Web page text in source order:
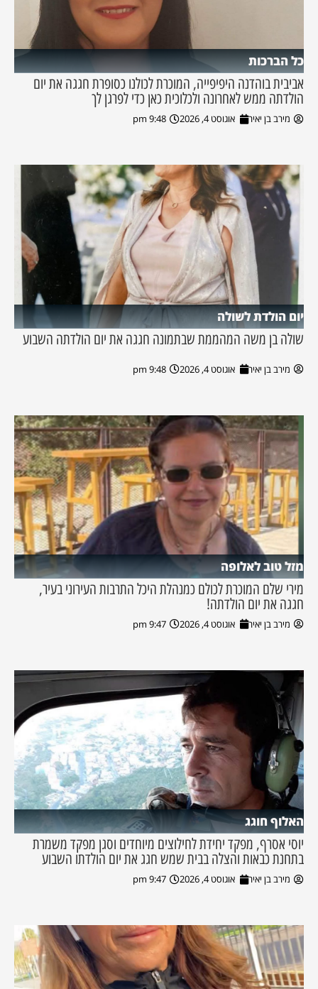
כל הברכות
אביבית בוהדנה היפיפייה, המוכרת לכולנו כסופרת חגגה את יום
הולדתה ממש לאחרונה ולכלוכית כאן כדי לפרגן לך
מירב בן יאיר אוגוסט 4, 2026 9:48 pm
יום הולדת לשולה
שולה בן משה המהממת שבתמונה חגגה את יום הולדתה השבוע
מירב בן יאיר אוגוסט 4, 2026 9:48 pm
מזל טוב לאלופה
מירי שלם המוכרת לכולם כמנהלת היכל התרבות העירוני בעיר,
חגגה את יום הולדתה!
מירב בן יאיר אוגוסט 4, 2026 9:47 pm
האלוף חוגג
יוסי אסרף, מפקד יחידת לחילוצים מיוחדים וסגן מפקד משמרת
בתחנת כבאות והצלה בבית שמש חגג את יום הולדתו השבוע
מירב בן יאיר אוגוסט 4, 2026 9:47 pm